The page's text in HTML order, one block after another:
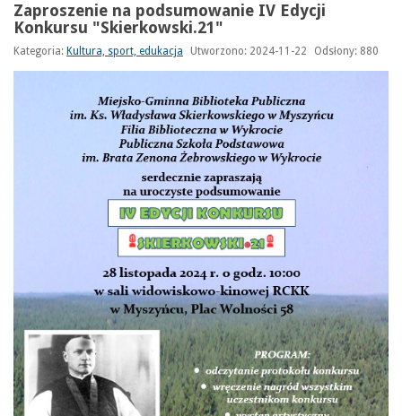
Zaproszenie na podsumowanie IV Edycji
Konkursu "Skierkowski.21"
Kategoria: Kultura, sport, edukacja Utworzono: 2024-11-22 Odsłony: 880